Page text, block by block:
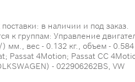
в наличии и под заказ.
к группам: Управление
мм., вес - 0.132 кг., объем -
Passat 4Motion; Passat CC
- 022906262BS, VW